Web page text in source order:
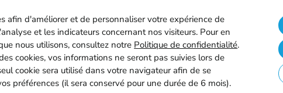
87.fr
Adhérer
Mon espace adhérent
Instance Représentative du Personnel
afin d'améliorer et de personnaliser votre expérience de
et les indicateurs concernant nos visiteurs. Pour en
nous utilisons, consultez notre Politique de confidentialité.
cookies, vos informations ne seront pas suivies lors de
cookie sera utilisé dans votre navigateur afin de se
préférences (il sera conservé pour une durée de 6 mois).